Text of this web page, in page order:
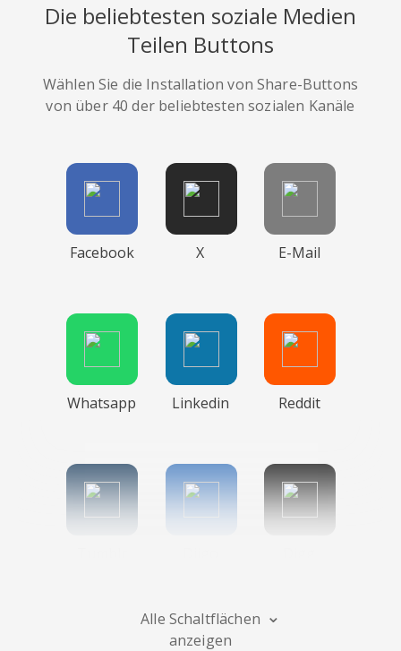
Die beliebtesten soziale Medien
Teilen Buttons
Wählen Sie die Installation von Share-Buttons
von über 40 der beliebtesten sozialen Kanäle
Facebook X E-Mail
Whatsapp Linkedin Reddit
Alle Schaltflächen
anzeigen